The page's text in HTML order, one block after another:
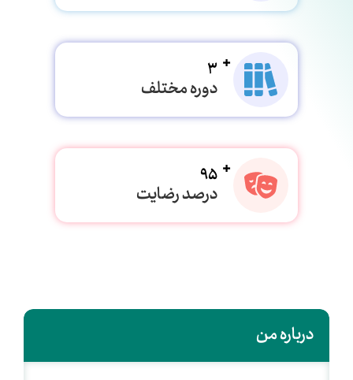
3
دوره مختلف
95
درصد رضایت
درباره من